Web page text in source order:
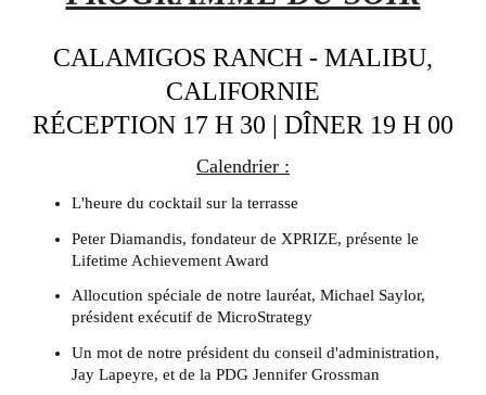
CALAMIGOS RANCH - MALIBU,
CALIFORNIE
RÉCEPTION 17 H 30 | DÎNER 19 H 00
Calendrier :
L'heure du cocktail sur la terrasse
Peter Diamandis, fondateur de XPRIZE, présente le
Lifetime Achievement Award
Allocution spéciale de notre lauréat, Michael Saylor,
président exécutif de MicroStrategy
Un mot de notre président du conseil d'administration,
Jay Lapeyre, et de la PDG Jennifer Grossman